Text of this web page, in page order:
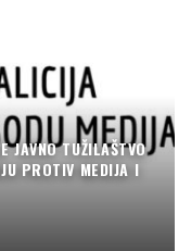
JAVNO TUŽILAŠTVO
PROTIV MEDIJA I